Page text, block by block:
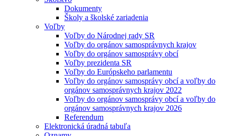
Dokumenty
Školy a školské zariadenia
Voľby
Voľby do Národnej rady SR
Voľby do orgánov samosprávnych krajov
Voľby do orgánov samosprávy obcí
Voľby prezidenta SR
Voľby do Európskeho parlamentu
Voľby do orgánov samosprávy obcí a voľby do
orgánov samosprávnych krajov 2022
Voľby do orgánov samosprávy obcí a voľby do
orgánov samosprávnych krajov 2026
Referendum
Elektronická úradná tabuľa